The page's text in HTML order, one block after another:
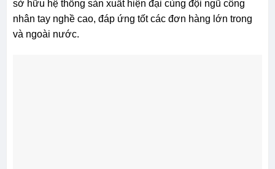
sở hữu hệ thống sản xuất hiện đại cùng đội ngũ công
nhân tay nghề cao, đáp ứng tốt các đơn hàng lớn trong
và ngoài nước.